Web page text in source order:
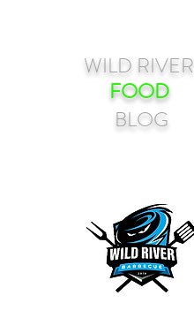
WILD RIVER
FOOD
BLOG